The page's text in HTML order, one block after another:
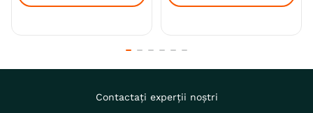
Contactați experții noștri